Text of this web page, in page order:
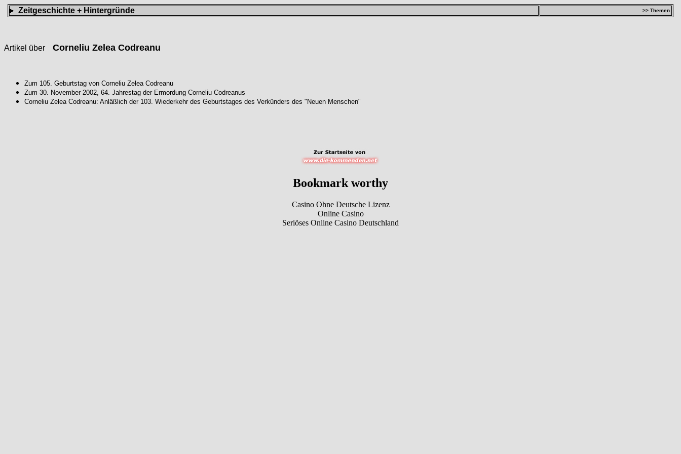
Zeitgeschichte + Hintergründe >> Themen
Artikel über Corneliu Zelea Codreanu
Zum 105. Geburtstag von Corneliu Zelea Codreanu
Zum 30. November 2002, 64. Jahrestag der Ermordung Corneliu Codreanus
Corneliu Zelea Codreanu: Anläßlich der 103. Wiederkehr des Geburtstages des Verkünders des "Neuen Menschen"
Bookmark worthy
Casino Ohne Deutsche Lizenz
Online Casino
Seriöses Online Casino Deutschland